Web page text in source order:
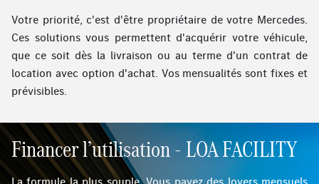
Votre priorité, c'est d'être propriétaire de votre Mercedes.
Ces solutions vous permettent d'acquérir votre véhicule,
que ce soit dès la livraison ou au terme d'un contrat de
location avec option d'achat. Vos mensualités sont fixes et
prévisibles.
Financer l’utilisation - LOA FACILITY
La formule la plus souple. Vous payez des loyers mensuels